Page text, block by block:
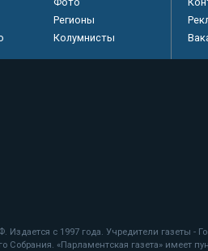
Регионы
Колумнисты
с 1997 года. Учредители газеты
«Парламентская газета» имеет